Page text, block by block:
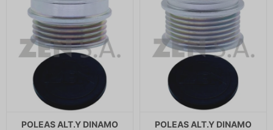
POLEAS ALT.Y DINAMO
POLEAS ALT.Y DINAMO